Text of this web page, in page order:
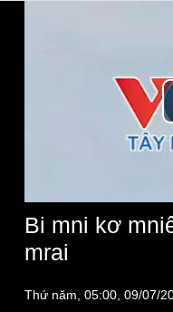
Bi mni kơ
mrai
Thứ năm, 05:00, 09/07/